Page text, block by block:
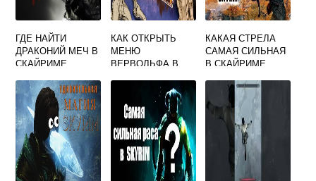
ГДЕ НАЙТИ
ДРАКОНИЙ МЕЧ В
СКАЙРИМЕ
КАК ОТКРЫТЬ
МЕНЮ
ВЕРВОЛЬФА В
КАКАЯ СТРЕЛА
САМАЯ СИЛЬНАЯ
В СКАЙРИМЕ